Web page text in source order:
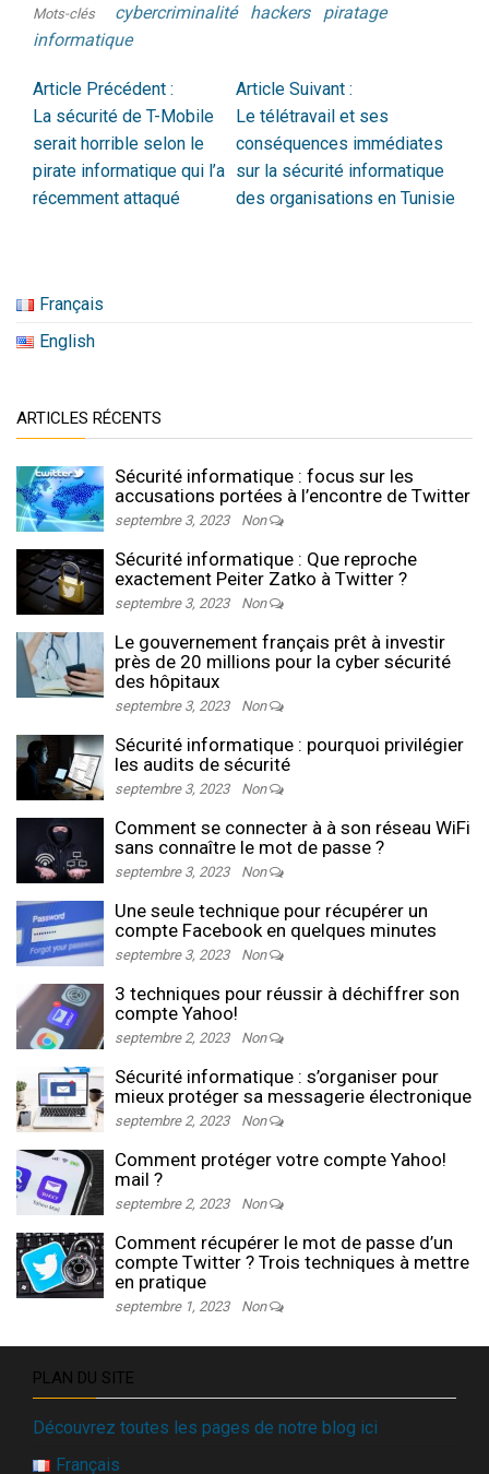
Mots-clés cybercriminalité hackers
piratage
informatique
Article Précédent :
La sécurité de T-Mobile
serait horrible selon le
pirate informatique qui l’a
récemment attaqué
Article Suivant :
Le télétravail et ses
conséquences immédiates
sur la sécurité informatique
des organisations en Tunisie
Français
English
ARTICLES RÉCENTS
Sécurité informatique : focus sur les
accusations portées à l’encontre de Twitter
septembre 3, 2023 Non
Sécurité informatique : Que reproche
exactement Peiter Zatko à Twitter ?
septembre 3, 2023 Non
Le gouvernement français prêt à investir
près de 20 millions pour la cyber sécurité
des hôpitaux
septembre 3, 2023 Non
Sécurité informatique : pourquoi privilégier
les audits de sécurité
septembre 3, 2023 Non
Comment se connecter à à son réseau WiFi
sans connaître le mot de passe ?
septembre 3, 2023 Non
Une seule technique pour récupérer un
compte Facebook en quelques minutes
septembre 3, 2023 Non
3 techniques pour réussir à déchiffrer son
compte Yahoo!
septembre 2, 2023 Non
Sécurité informatique : s’organiser pour
mieux protéger sa messagerie électronique
septembre 2, 2023 Non
Comment protéger votre compte Yahoo!
mail ?
septembre 2, 2023 Non
Comment récupérer le mot de passe d’un
compte Twitter ? Trois techniques à mettre
en pratique
septembre 1, 2023 Non
PLAN DU SITE
Découvrez toutes les pages de notre blog ici
Français